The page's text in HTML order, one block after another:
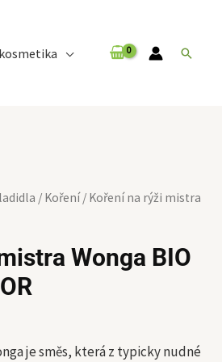
Hledat
/ Koření/ Koření na rýži mistra
Wonga BIO
je směs, která z typicky nudné